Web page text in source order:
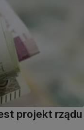
projekt rządu